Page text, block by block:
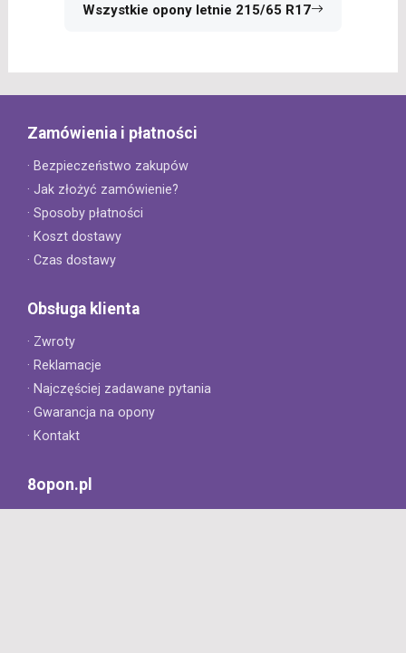
Wszystkie opony letnie 215/65 R17
Zamówienia i płatności
· Bezpieczeństwo zakupów
· Jak złożyć zamówienie?
· Sposoby płatności
· Koszt dostawy
· Czas dostawy
Obsługa klienta
· Zwroty
· Reklamacje
· Najczęściej zadawane pytania
· Gwarancja na opony
· Kontakt
8opon.pl